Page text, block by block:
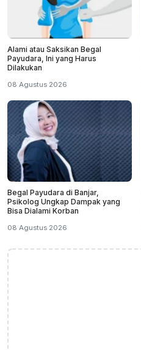
Alami atau Saksikan Begal
Payudara, Ini yang Harus
Dilakukan
08 Agustus 2026
Begal Payudara di Banjar,
Psikolog Ungkap Dampak yang
Bisa Dialami Korban
08 Agustus 2026